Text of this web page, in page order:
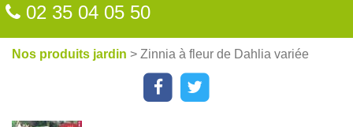
02 35 04 05 50
Nos produits jardin > Zinnia à fleur de Dahlia variée